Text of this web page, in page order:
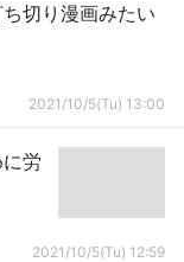
切り漫画みたい
2021/10/5(Tu) 13:00
労
2021/10/5(Tu) 12:59